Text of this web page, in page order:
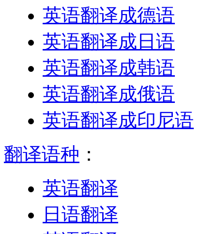
英语翻译成德语
英语翻译成日语
英语翻译成韩语
英语翻译成俄语
英语翻译成印尼语
翻译语种 ：
英语翻译
日语翻译